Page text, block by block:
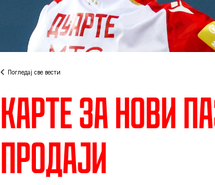
Погледај све вести
Карте за Нови
продаји